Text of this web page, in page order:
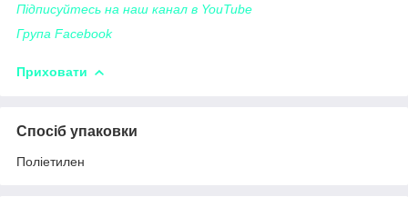
Підписуйтесь на наш канал в YouTube
Група Facebook
Приховати
Спосіб упаковки
Поліетилен